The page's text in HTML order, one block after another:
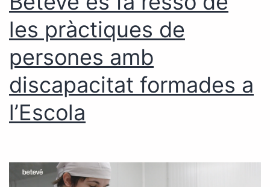
les pràctiques de
persones amb
discapacitat formades a
l’Escola